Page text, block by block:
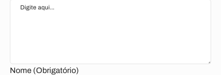
Nome (Obrigatório)